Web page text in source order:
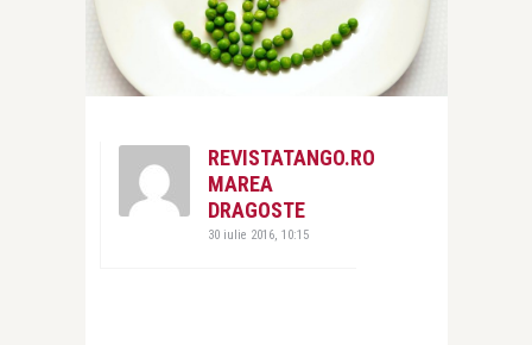
REVISTATANGO.RO
MAREA
DRAGOSTE
30 iulie 2016, 10:15